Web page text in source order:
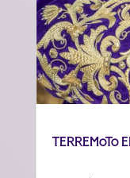
Terremoto